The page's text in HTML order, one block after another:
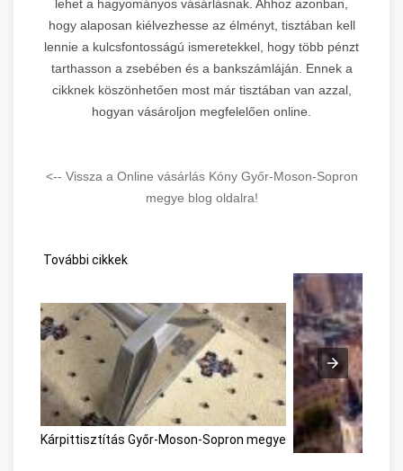
lehet a hagyományos vásárlásnak. Ahhoz azonban,
hogy alaposan kiélvezhesse az élményt, tisztában kell
lennie a kulcsfontosságú ismeretekkel, hogy több pénzt
tarthasson a zsebében és a bankszámláján. Ennek a
cikknek köszönhetően most már tisztában van azzal,
hogyan vásároljon megfelelően online.
<-- Vissza a Online vásárlás Kóny Győr-Moson-Sopron
megye blog oldalra!
További cikkek
Kárpittisztítás Győr-Moson-Sopron megye